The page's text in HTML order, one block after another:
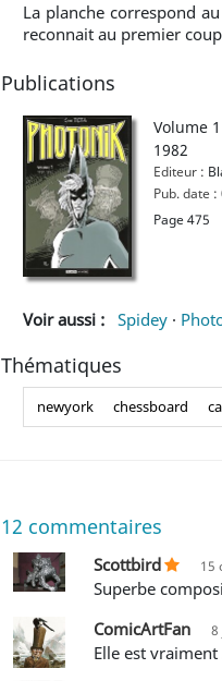
La planche correspond
reconnait au premier
Publications
Volume
1982
Editeur :
Pub. date :
Page 475
Voir aussi : Spidey ·
Thématiques
newyork chessboard
12 commentaires
Scottbird 15
Superbe
ComicArtFan
8
Elle est